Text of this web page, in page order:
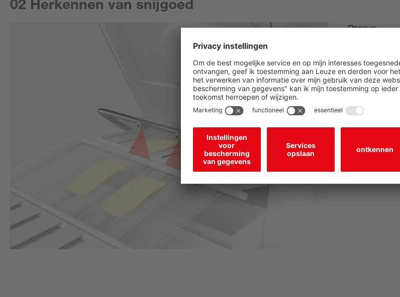
02 Herkennen van snijgoed
Opgave:
In een
verpakking
van de
transportband
Oplossing:
De lichttaster
laserspot voor
een